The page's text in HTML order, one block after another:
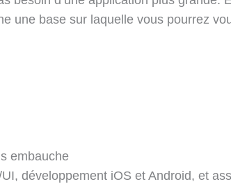
une base sur laquelle vous pourrez
embauche
développement iOS et Android, et